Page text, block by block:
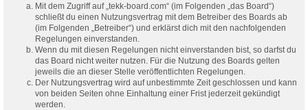
Mit dem Zugriff auf „tekk-board.com“ (im Folgenden „das Board“)
schließt du einen Nutzungsvertrag mit dem Betreiber des Boards ab
(im Folgenden „Betreiber“) und erklärst dich mit den nachfolgenden
Regelungen einverstanden.
Wenn du mit diesen Regelungen nicht einverstanden bist, so darfst du
das Board nicht weiter nutzen. Für die Nutzung des Boards gelten
jeweils die an dieser Stelle veröffentlichten Regelungen.
Der Nutzungsvertrag wird auf unbestimmte Zeit geschlossen und kann
von beiden Seiten ohne Einhaltung einer Frist jederzeit gekündigt
werden.